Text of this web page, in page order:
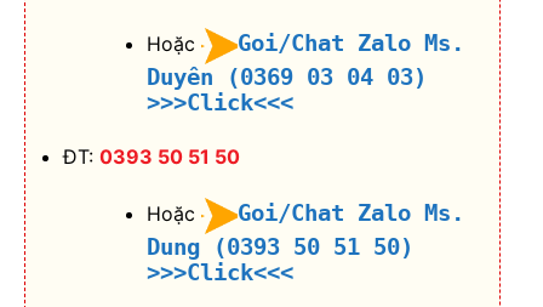
Hoặc
Goi/Chat Zalo Ms.
Duyên (0369 03 04 03)
>>>Click<<<
ĐT: 0393 50 51 50
Hoặc
Goi/Chat Zalo Ms.
Dung (0393 50 51 50)
>>>Click<<<